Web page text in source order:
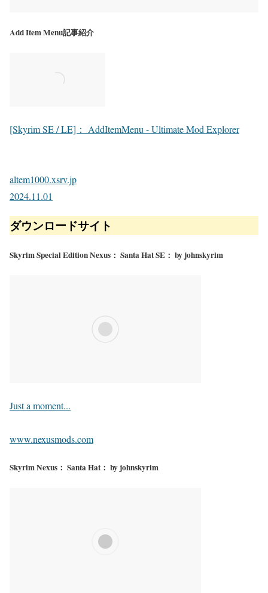
Add Item Menu記事紹介
[Skyrim SE / LE]： AddItemMenu - Ultimate Mod Explorer
altem1000.xsrv.jp
2024.11.01
ダウンロードサイト
Skyrim Special Edition Nexus： Santa Hat SE： by johnskyrim
Just a moment...
www.nexusmods.com
Skyrim Nexus： Santa Hat： by johnskyrim